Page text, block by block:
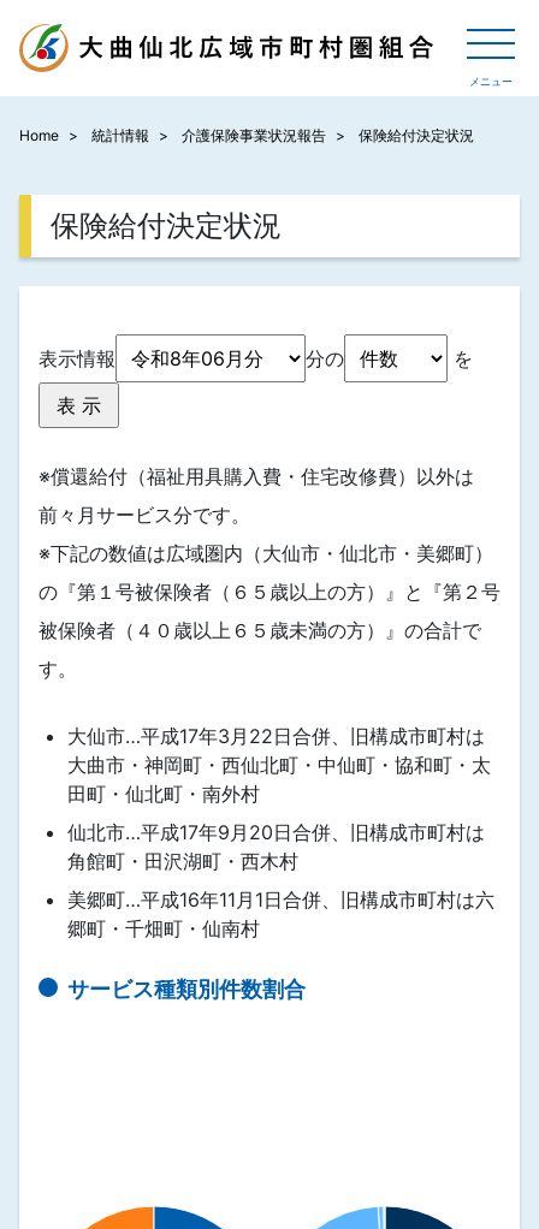
Home 統計情報 介護保険事業状況報告 保険給付決定状況
保険給付決定状況
表示情報 分の を
※償還給付（福祉用具購入費・住宅改修費）以外は
前々月サービス分です。
※下記の数値は広域圏内（大仙市・仙北市・美郷町）
の『第１号被保険者（６５歳以上の方）』と『第２号
被保険者（４０歳以上６５歳未満の方）』の合計で
す。
大仙市…平成17年3月22日合併、旧構成市町村は
大曲市・神岡町・西仙北町・中仙町・協和町・太
田町・仙北町・南外村
仙北市…平成17年9月20日合併、旧構成市町村は
角館町・田沢湖町・西木村
美郷町…平成16年11月1日合併、旧構成市町村は六
郷町・千畑町・仙南村
サービス種類別件数割合